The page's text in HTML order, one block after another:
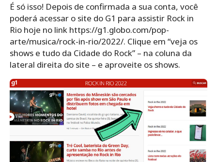
É só isso! Depois de confirmada a sua conta, você
poderá acessar o site do G1 para assistir Rock in
Rio hoje no link https://g1.globo.com/pop-
arte/musica/rock-in-rio/2022/. Clique em “veja os
shows e tudo da Cidade do Rock” – na coluna da
lateral direita do site – e aproveite os shows.